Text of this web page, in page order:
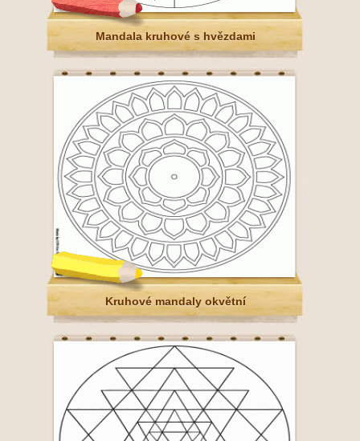
Mandala kruhové s hvězdami
Kruhové mandaly okvětní